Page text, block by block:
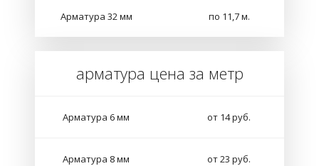
Арматура 32 мм по 11,7 м.
арматура цена за метр
Арматура 6 мм от 14 руб.
Арматура 8 мм от 23 руб.